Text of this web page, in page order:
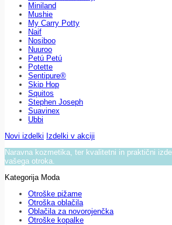
Miniland
Mushie
My Carry Potty
Naif
Nosiboo
Nuuroo
Petú Petú
Potette
Sentipure®
Skip Hop
Squitos
Stephen Joseph
Suavinex
Ubbi
Novi izdelki Izdelki v akciji
Naravna kozmetika, ter kvalitetni in praktični
vašega otroka.
Kategorija Moda
Otroške pižame
Otroška oblačila
Oblačila za novorojenčka
Otroške kopalke